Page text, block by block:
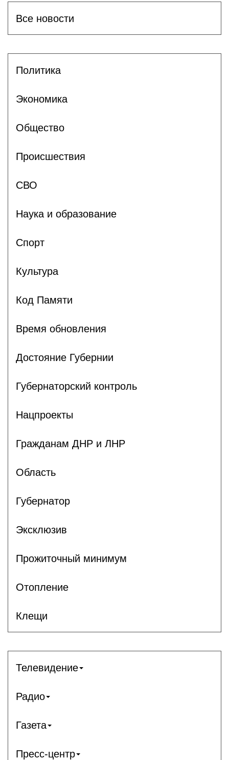
Все новости
Политика
Экономика
Общество
Происшествия
СВО
Наука и образование
Спорт
Культура
Код Памяти
Время обновления
Достояние Губернии
Губернаторский контроль
Нацпроекты
Гражданам ДНР и ЛНР
Область
Губернатор
Эксклюзив
Прожиточный минимум
Отопление
Клещи
Телевидение
Радио
Газета
Пресс-центр